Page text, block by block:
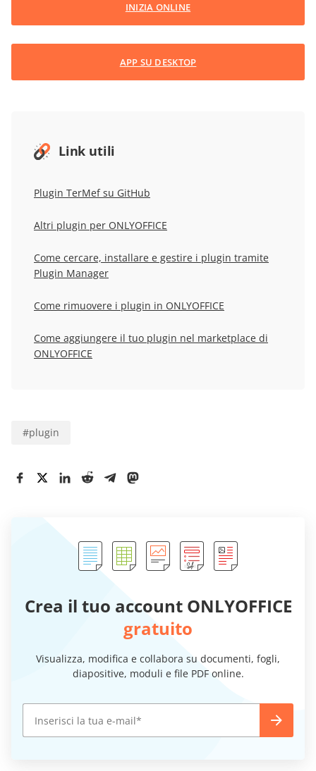
INIZIA ONLINE
APP SU DESKTOP
Link utili
Plugin TerMef su GitHub
Altri plugin per ONLYOFFICE
Come cercare, installare e gestire i plugin tramite
Plugin Manager
Come rimuovere i plugin in ONLYOFFICE
Come aggiungere il tuo plugin nel marketplace di
ONLYOFFICE
#plugin
Crea il tuo account ONLYOFFICE
gratuito
Visualizza, modifica e collabora su documenti, fogli,
diapositive, moduli e file PDF online.